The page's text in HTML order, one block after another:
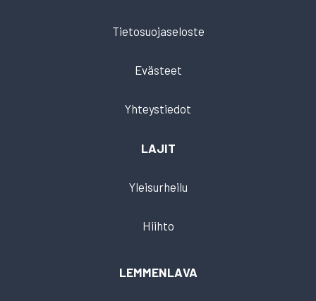
Tietosuojaseloste
Evästeet
Yhteystiedot
LAJIT
Yleisurheilu
Hiihto
LEMMENLAVA